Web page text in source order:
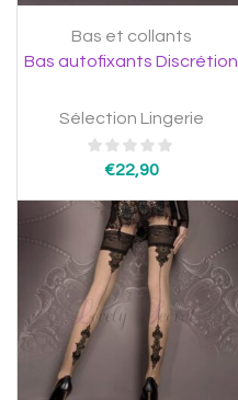
Bas et collants
Bas autofixants Discrétion
Sélection Lingerie
€22,90